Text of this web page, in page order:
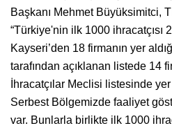
Başkanı Mehmet Büyüksimitci,
“Türkiye'nin ilk 1000 ihracatçısı
Kayseri’den 18 firmanın yer
tarafından açıklanan listede 14
İhracatçılar Meclisi listesinde
Serbest Bölgemizde faaliyet
var. Bunlarla birlikte ilk 1000